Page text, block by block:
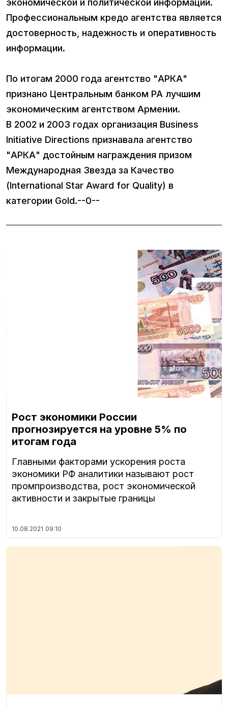
экономической и политической информации.
Профессиональным кредо агентства является
достоверность, надежность и оперативность
информации.
По итогам 2000 года агентство "АРКА"
признано Центральным банком РА лучшим
экономическим агентством Армении.
В 2002 и 2003 годах организация Business
Initiative Directions признавала агентство
"АРКА" достойным награждения призом
Международная Звезда за Качество
(International Star Award for Quality) в
категории Gold.--0--
Рост экономики России
прогнозируется на уровне 5% по
итогам года
Главными факторами ускорения роста
экономики РФ аналитики называют рост
промпроизводства, рост экономической
активности и закрытые границы
10.08.2021 09:10